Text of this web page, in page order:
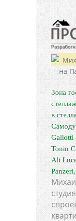
Зона
в
Gallotti
Tonin
Alt